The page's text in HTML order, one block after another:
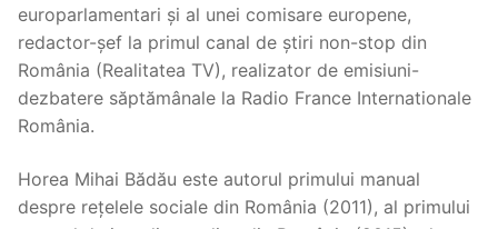
europarlamentari și al unei comisare europene,
redactor-șef la primul canal de știri non-stop din
România (Realitatea TV), realizator de emisiuni-
dezbatere săptămânale la Radio France Internationale
România.
Horea Mihai Bădău este autorul primului manual
despre rețelele sociale din România (2011), al primului